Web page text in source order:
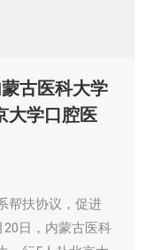
古医科大学
大学口腔医
帮扶协议，促进
日，内蒙古医科